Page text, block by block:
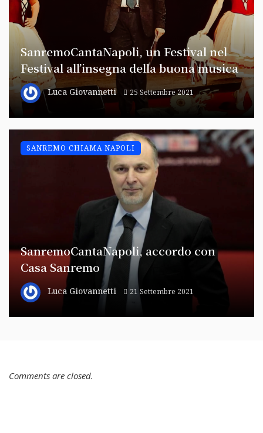
SanremoCantaNapoli, un Festival nel
Festival all’insegna della buona musica
Luca Giovannetti 25 Settembre 2021
SanremoCantaNapoli, accordo con
Casa Sanremo
Luca Giovannetti 21 Settembre 2021
SANREMO CHIAMA NAPOLI
Comments are closed.